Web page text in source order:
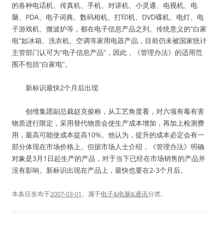
的各种电话机、传真机、手机、对讲机、小灵通、电视机、电
脑、PDA、电子词典、数码相机、打印机、DVD碟机、电灯、电
子游戏机、微波炉等，都在电子信息产品之列。传统意义的“白家
电”如冰箱、洗衣机、空调等家用电器产品，目前仍未被国家统计
主管部门认可为“电子信息产品”，因此，《管理办法》的适用范
围不包括“白家电”。
新标识最快2个月后出现
创维集团副总裁赵克俊称，从工艺角度看，对六项有毒有害
物质进行限定，采用替代物质会使生产成本增加，再加上检测费
用，最高可能使成本提高10%。他认为，提升的成本必定会有一
部分体现在市场价格上。但据市场人士介绍，《管理办法》明确
对象是3月1日起生产的产品，对于当下已经在市场销售的产品并
没有影响。新标识出现在产品上，最快也要在2-3个月后。
本条目发布于2007-03-01。属于电子&电脑&通讯分类。